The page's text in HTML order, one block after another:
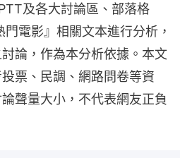
及各大討論區、部落格
電影』相關文本進行分析，
論，作為本分析依據。本文
票、民調、網路問卷等資
聲量大小，不代表網友正負